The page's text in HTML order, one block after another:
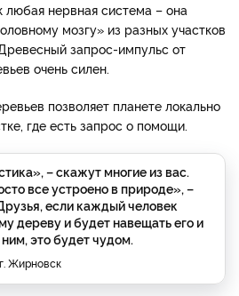
любая нервная система – она
мозгу» из разных участков
запрос-импульс от
очень силен.
позволяет планете локально
где есть запрос о помощи.
– скажут многие из вас.
все устроено в природе», –
если каждый человек
дереву и будет навещать его и
это будет чудом.
Жирновск